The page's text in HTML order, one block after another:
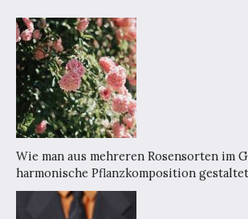
Wie man aus mehreren Rosensorten im
harmonische Pflanzkomposition gestaltet